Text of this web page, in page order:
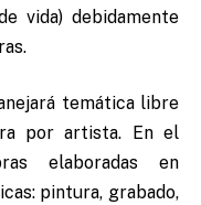
vida) debidamente
temática libre
por artista. En el
elaboradas en
pintura, grabado,